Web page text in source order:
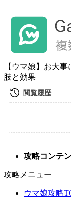
【ウマ娘】お大
肢と効果
攻略コンテ
攻略メニュー
ウマ娘攻略